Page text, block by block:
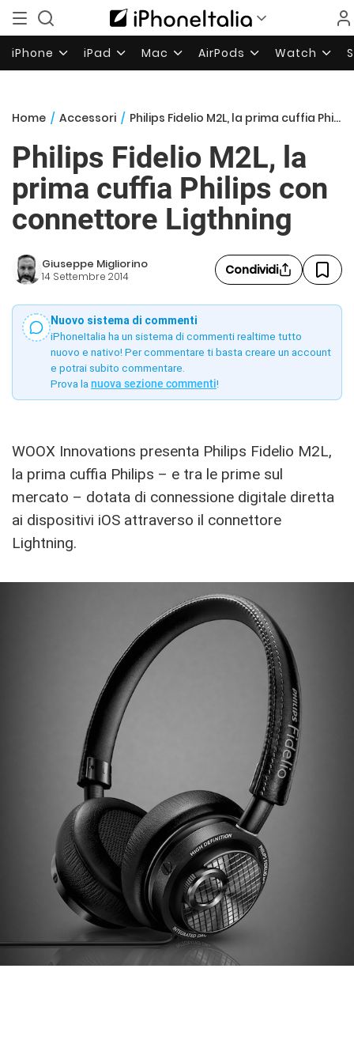
iPhone iPad Mac AirPods Watch
Home / Accessori / Philips Fidelio M2L, la prima cuffia Philips con connettore Ligthning
Philips Fidelio M2L, la
prima cuffia Philips con
connettore Ligthning
Giuseppe Migliorino
14 Settembre 2014 Condividi
Nuovo sistema di commenti
iPhoneItalia ha un sistema di commenti realtime tutto
nuovo e nativo! Per commentare ti basta creare un account
e potrai subito commentare.
Prova la nuova sezione commenti!
WOOX Innovations presenta Philips Fidelio M2L,
la prima cuffia Philips – e tra le prime sul
mercato – dotata di connessione digitale diretta
ai dispositivi iOS attraverso il connettore
Lightning.